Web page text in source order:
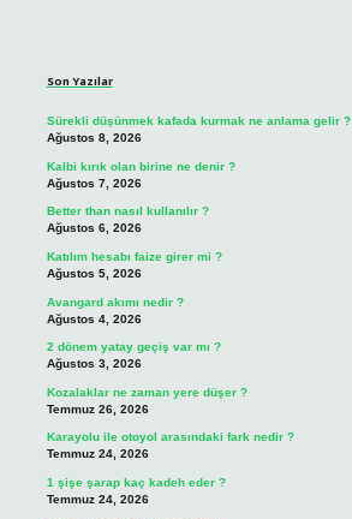
Son Yazılar
Sürekli düşünmek kafada kurmak ne anlama gelir ?
Ağustos 8, 2026
Kalbi kırık olan birine ne denir ?
Ağustos 7, 2026
Better than nasıl kullanılır ?
Ağustos 6, 2026
Katılım hesabı faize girer mi ?
Ağustos 5, 2026
Avangard akımı nedir ?
Ağustos 4, 2026
2 dönem yatay geçiş var mı ?
Ağustos 3, 2026
Kozalaklar ne zaman yere düşer ?
Temmuz 26, 2026
Karayolu ile otoyol arasındaki fark nedir ?
Temmuz 24, 2026
1 şişe şarap kaç kadeh eder ?
Temmuz 24, 2026